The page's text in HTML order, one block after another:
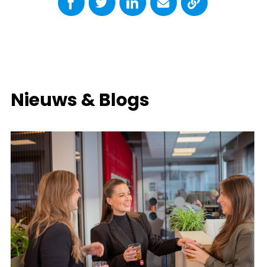
Nieuws & Blogs